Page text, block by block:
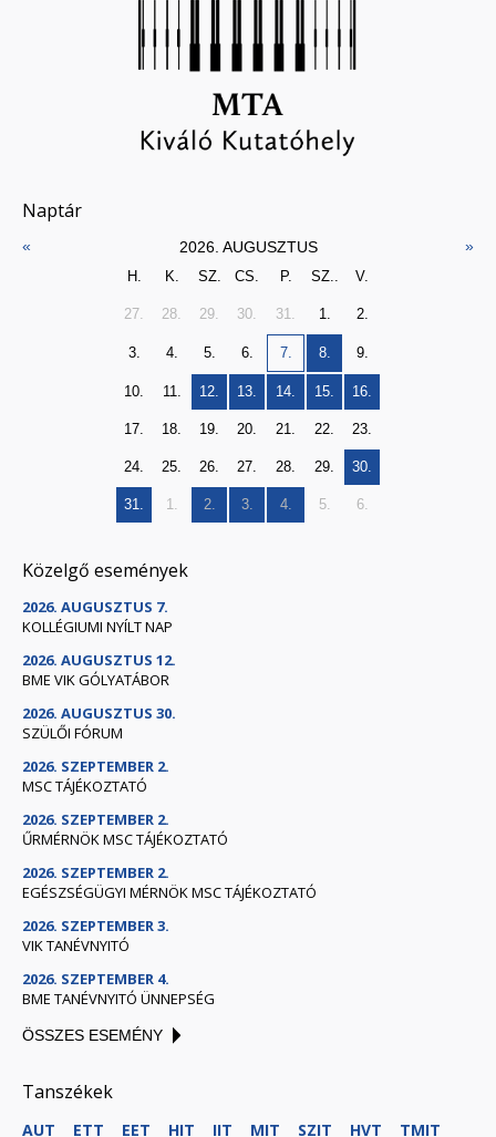
Naptár
« 2026. AUGUSZTUS »
H. K. SZ. CS. P. SZ.. V.
27. 28. 29. 30. 31. 1. 2.
3. 4. 5. 6. 7. 8. 9.
10. 11. 12. 13. 14. 15. 16.
17. 18. 19. 20. 21. 22. 23.
24. 25. 26. 27. 28. 29. 30.
31. 1. 2. 3. 4. 5. 6.
Közelgő események
2026. AUGUSZTUS 7.
KOLLÉGIUMI NYÍLT NAP
2026. AUGUSZTUS 12.
BME VIK GÓLYATÁBOR
2026. AUGUSZTUS 30.
SZÜLŐI FÓRUM
2026. SZEPTEMBER 2.
MSC TÁJÉKOZTATÓ
2026. SZEPTEMBER 2.
ŰRMÉRNÖK MSC TÁJÉKOZTATÓ
2026. SZEPTEMBER 2.
EGÉSZSÉGÜGYI MÉRNÖK MSC TÁJÉKOZTATÓ
2026. SZEPTEMBER 3.
VIK TANÉVNYITÓ
2026. SZEPTEMBER 4.
BME TANÉVNYITÓ ÜNNEPSÉG
ÖSSZES ESEMÉNY
Tanszékek
AUT ETT EET HIT IIT MIT SZIT HVT TMIT